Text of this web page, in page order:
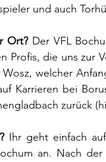
und auch
Ort? Der VFL
Profis, die uns zur
welcher
Karrieren bei
zurück
Ihr geht einfach
an. Nach